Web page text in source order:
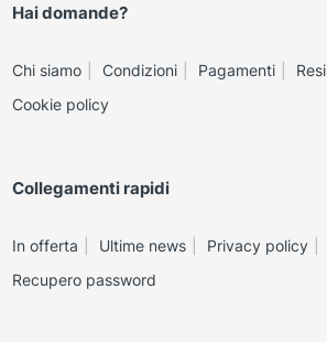
Hai domande?
Chi siamo Condizioni Pagamenti Resi
Cookie policy
Collegamenti rapidi
In offerta Ultime news Privacy policy
Recupero password